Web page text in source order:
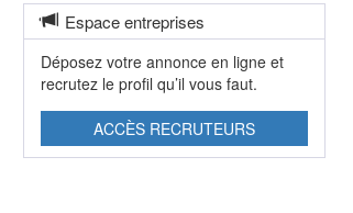
Espace entreprises
Déposez votre annonce en ligne et
recrutez le profil qu’il vous faut.
ACCÈS RECRUTEURS